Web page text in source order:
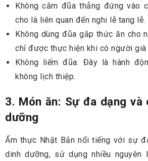
Không cắm đũa thẳng đứng vào
cho là liên quan đến nghi lễ tang lễ.
Không dùng đũa gắp thức ăn cho
chỉ được thực hiện khi có người già
Không liếm đũa: Đây là hành
không lịch thiệp.
3. Món ăn: Sự đa dạng và
dưỡng
Ẩm thực Nhật Bản nổi tiếng với sự
dinh dưỡng, sử dụng nhiều nguyên